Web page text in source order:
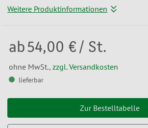
Weitere Produktinformationen
ab54,00 € / St.
ohne MwSt., zzgl. Versandkosten
lieferbar
Zur Bestelltabelle